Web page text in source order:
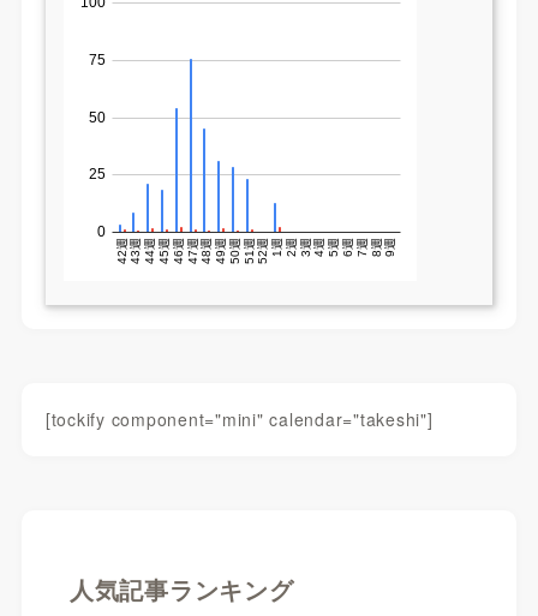
[tockify component="mini" calendar="takeshi"]
人気記事ランキング